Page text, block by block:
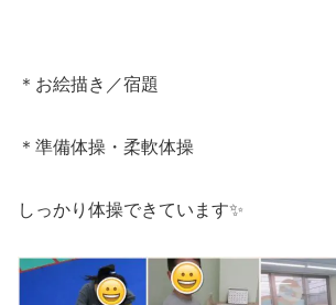
＊お絵描き／宿題
＊準備体操・柔軟体操
しっかり体操できています✨